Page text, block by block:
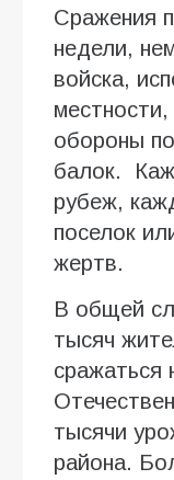
Сражения
недели,
войска,
обороны
балок.
рубеж,
поселок
жертв.
В общей
тысяч
сражаться
тысячи
района.